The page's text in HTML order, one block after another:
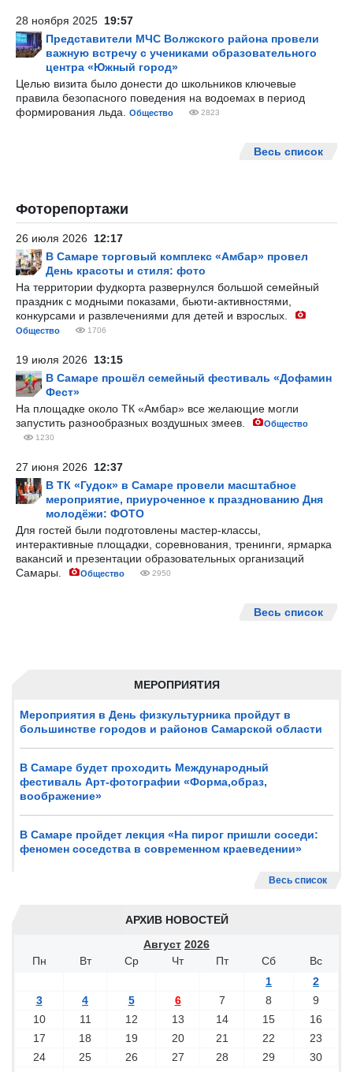
МЕРОПРИЯТИЯ
Мероприятия в День физкультурника пройдут в
большинстве городов и районов Самарской области
В Самаре будет проходить Международный
фестиваль Арт-фотографии «Форма,образ,
воображение»
В Самаре пройдет лекция «На пирог пришли соседи:
феномен соседства в современном краеведении»
Весь список
АРХИВ НОВОСТЕЙ
Август 2026
Пн
Вт Ср Чт Пт Сб
Вс
1
2
3
4 5 6 7 8
9
10
11 12 13 14 15
16
17
18 19 20 21 22
23
24
25 26 27 28 29
30
28 ноября 2025 19:57
Представители МЧС Волжского района провели
важную встречу с учениками образовательного
центра «Южный город»
Целью визита было донести до школьников ключевые
правила безопасного поведения на водоемах в период
формирования льда.
Общество 2823
Весь список
Фоторепортажи
26 июля 2026 12:17
В Самаре торговый комплекс «Амбар» провел
День красоты и стиля: фото
На территории фудкорта развернулся большой семейный
праздник с модными показами, бьюти-активностями,
конкурсами и развлечениями для детей и взрослых.
Общество 1706
19 июля 2026 13:15
В Самаре прошёл семейный фестиваль «Дофамин
Фест»
На площадке около ТК «Амбар» все желающие могли
запустить разнообразных воздушных змеев.
Общество
1230
27 июня 2026 12:37
В ТК «Гудок» в Самаре провели масштабное
мероприятие, приуроченное к празднованию Дня
молодёжи: ФОТО
Для гостей были подготовлены мастер-классы,
интерактивные площадки, соревнования, тренинги, ярмарка
вакансий и презентации образовательных организаций
Самары.
Общество 2950
Весь список